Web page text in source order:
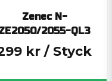
Zenec N-
2055-QL3
kr / Styck